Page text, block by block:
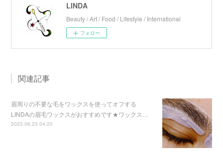
LINDA
Beauty / Art / Food / Lifestyle / International
フォロー
関連記事
眉周りの不要な毛をワックスを使ってオフする
LINDAの眉毛ワックスがおすすめです★ワックス…
2023.06.23 04:20